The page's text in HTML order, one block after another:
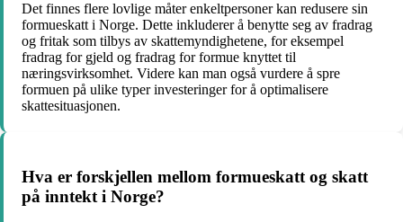
Det finnes flere lovlige måter enkeltpersoner kan redusere sin
formueskatt i Norge. Dette inkluderer å benytte seg av fradrag
og fritak som tilbys av skattemyndighetene, for eksempel
fradrag for gjeld og fradrag for formue knyttet til
næringsvirksomhet. Videre kan man også vurdere å spre
formuen på ulike typer investeringer for å optimalisere
skattesituasjonen.
Hva er forskjellen mellom formueskatt og skatt
på inntekt i Norge?